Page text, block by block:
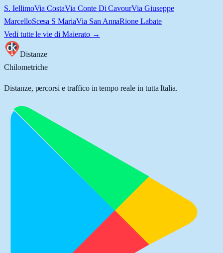
S. IellimoVia CostaVia Conte Di CavourVia Giuseppe
MarcelloScesa S MariaVia San AnnaRione Labate
Vedi tutte le vie di Maierato→
Distanze
Chilometriche
Distanze, percorsi e traffico in tempo reale in tutta Italia.